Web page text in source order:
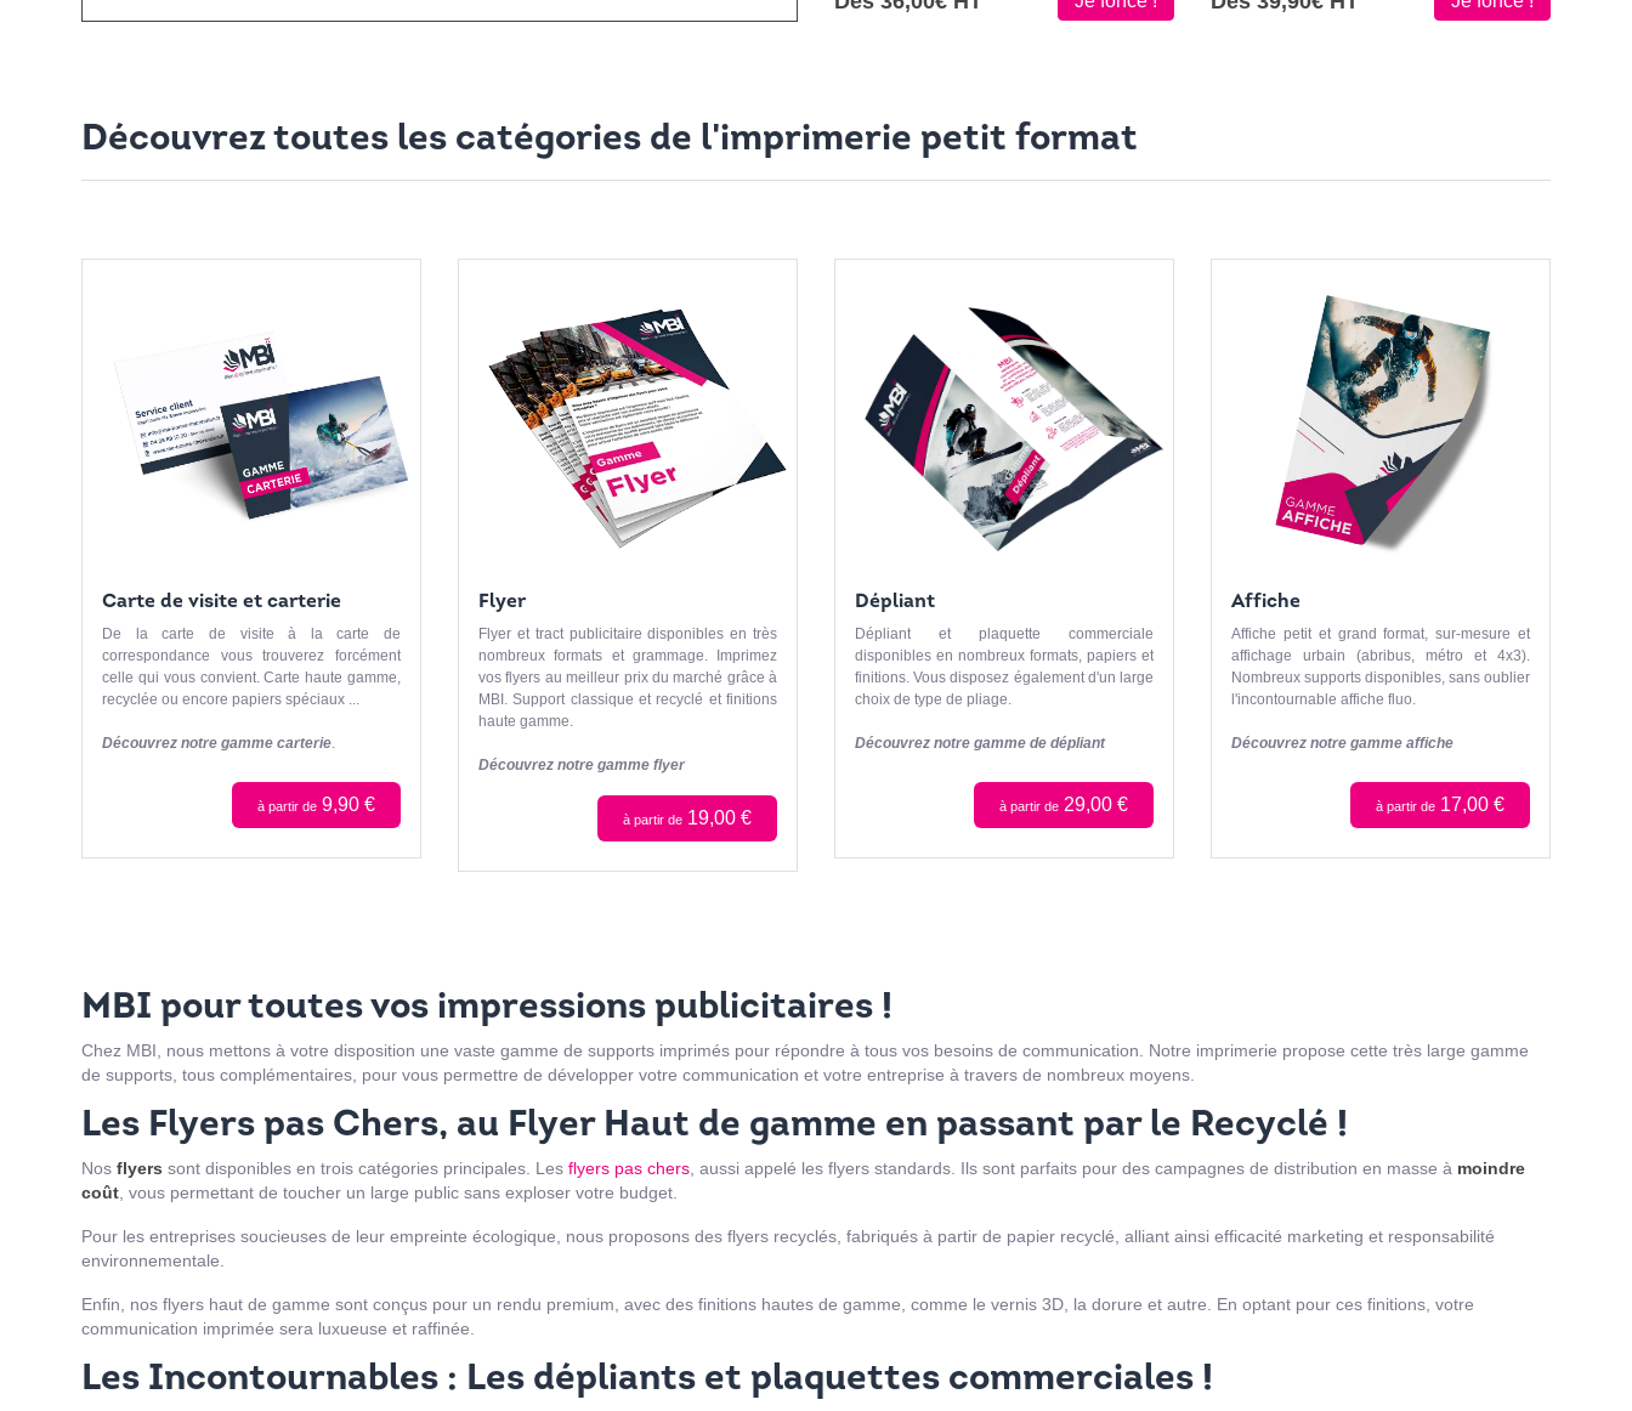
Découvrez toutes les catégories de l'imprimerie petit format
Carte de visite et carterie
De la carte de visite à la carte de
correspondance vous trouverez forcément
celle qui vous convient. Carte haute gamme,
recyclée ou encore papiers spéciaux ...
Découvrez notre gamme carterie.
à partir de 9,90 €
Flyer
Flyer et tract publicitaire disponibles en très
nombreux formats et grammage. Imprimez
vos flyers au meilleur prix du marché grâce à
MBI. Support classique et recyclé et finitions
haute gamme.
Découvrez notre gamme flyer
à partir de 19,00 €
Dépliant
Dépliant et plaquette commerciale
disponibles en nombreux formats, papiers et
finitions. Vous disposez également d'un large
choix de type de pliage.
Découvrez notre gamme de dépliant
à partir de 29,00 €
Affiche
Affiche petit et grand format, sur-mesure et
affichage urbain (abribus, métro et 4x3).
Nombreux supports disponibles, sans oublier
l'incontournable affiche fluo.
Découvrez notre gamme affiche
à partir de 17,00 €
MBI pour toutes vos impressions publicitaires !
Chez MBI, nous mettons à votre disposition une vaste gamme de supports imprimés pour répondre à tous vos besoins de communication. Notre imprimerie propose cette très large gamme
de supports, tous complémentaires, pour vous permettre de développer votre communication et votre entreprise à travers de nombreux moyens.
Les Flyers pas Chers, au Flyer Haut de gamme en passant par le Recyclé !
Nos flyers sont disponibles en trois catégories principales. Les flyers pas chers, aussi appelé les flyers standards. Ils sont parfaits pour des campagnes de distribution en masse à moindre
coût, vous permettant de toucher un large public sans exploser votre budget.
Pour les entreprises soucieuses de leur empreinte écologique, nous proposons des flyers recyclés, fabriqués à partir de papier recyclé, alliant ainsi efficacité marketing et responsabilité
environnementale.
Enfin, nos flyers haut de gamme sont conçus pour un rendu premium, avec des finitions hautes de gamme, comme le vernis 3D, la dorure et autre. En optant pour ces finitions, votre
communication imprimée sera luxueuse et raffinée.
Les Incontournables : Les dépliants et plaquettes commerciales !